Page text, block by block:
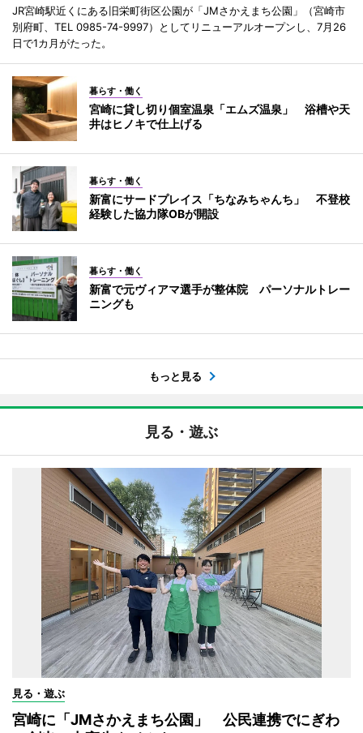
JR宮崎駅近くにある旧栄町街区公園が「JMさかえまち公園」（宮崎市
別府町、TEL 0985-74-9997）としてリニューアルオープンし、7月26
日で1カ月がたった。
暮らす・働く
宮崎に貸し切り個室温泉「エムズ温泉」 浴槽や天
井はヒノキで仕上げる
暮らす・働く
新富にサードプレイス「ちなみちゃんち」 不登校
経験した協力隊OBが開設
暮らす・働く
新富で元ヴィアマ選手が整体院 パーソナルトレー
ニングも
もっと見る
見る・遊ぶ
見る・遊ぶ
宮崎に「JMさかえまち公園」 公民連携でにぎわ